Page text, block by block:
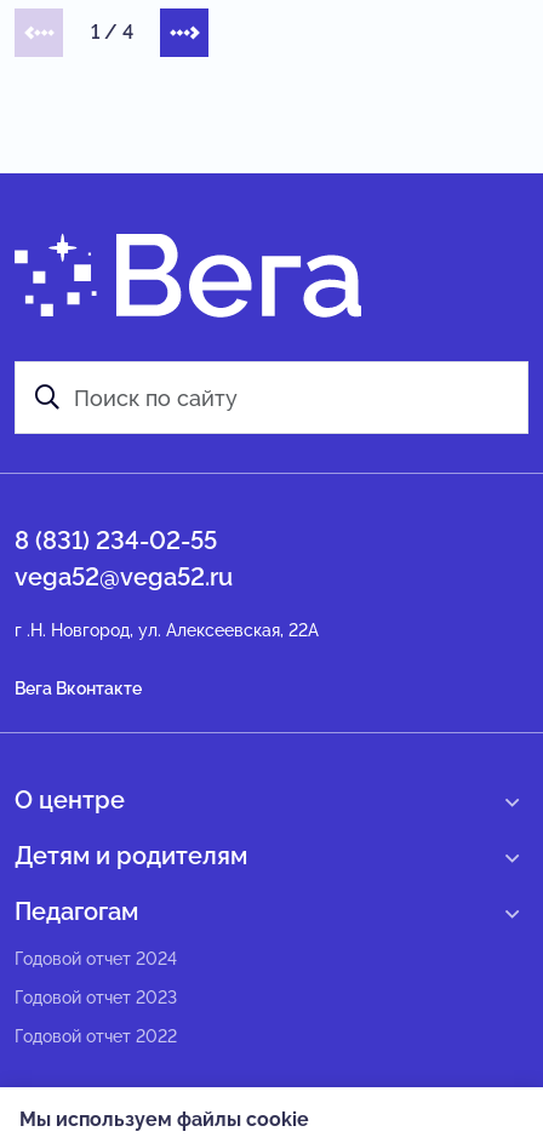
1/ 4
8 (831) 234-02-55
vega52@vega52.ru
г .Н. Новгород, ул. Алексеевская, 22А
Вега Вконтакте
О центре
О нас
Структура регионального центра
Педагогический состав
Попечительский совет
Экспертный совет
СМИ о нас
Детям и родителям
Учебные интенсивные сборы
Календарь всех событий
Педагогам
Программы Веги
Программы Сириус
Методические рекомендации
Годовой отчет 2024
Годовой отчет 2023
Годовой отчет 2022
Мы используем файлы cookie